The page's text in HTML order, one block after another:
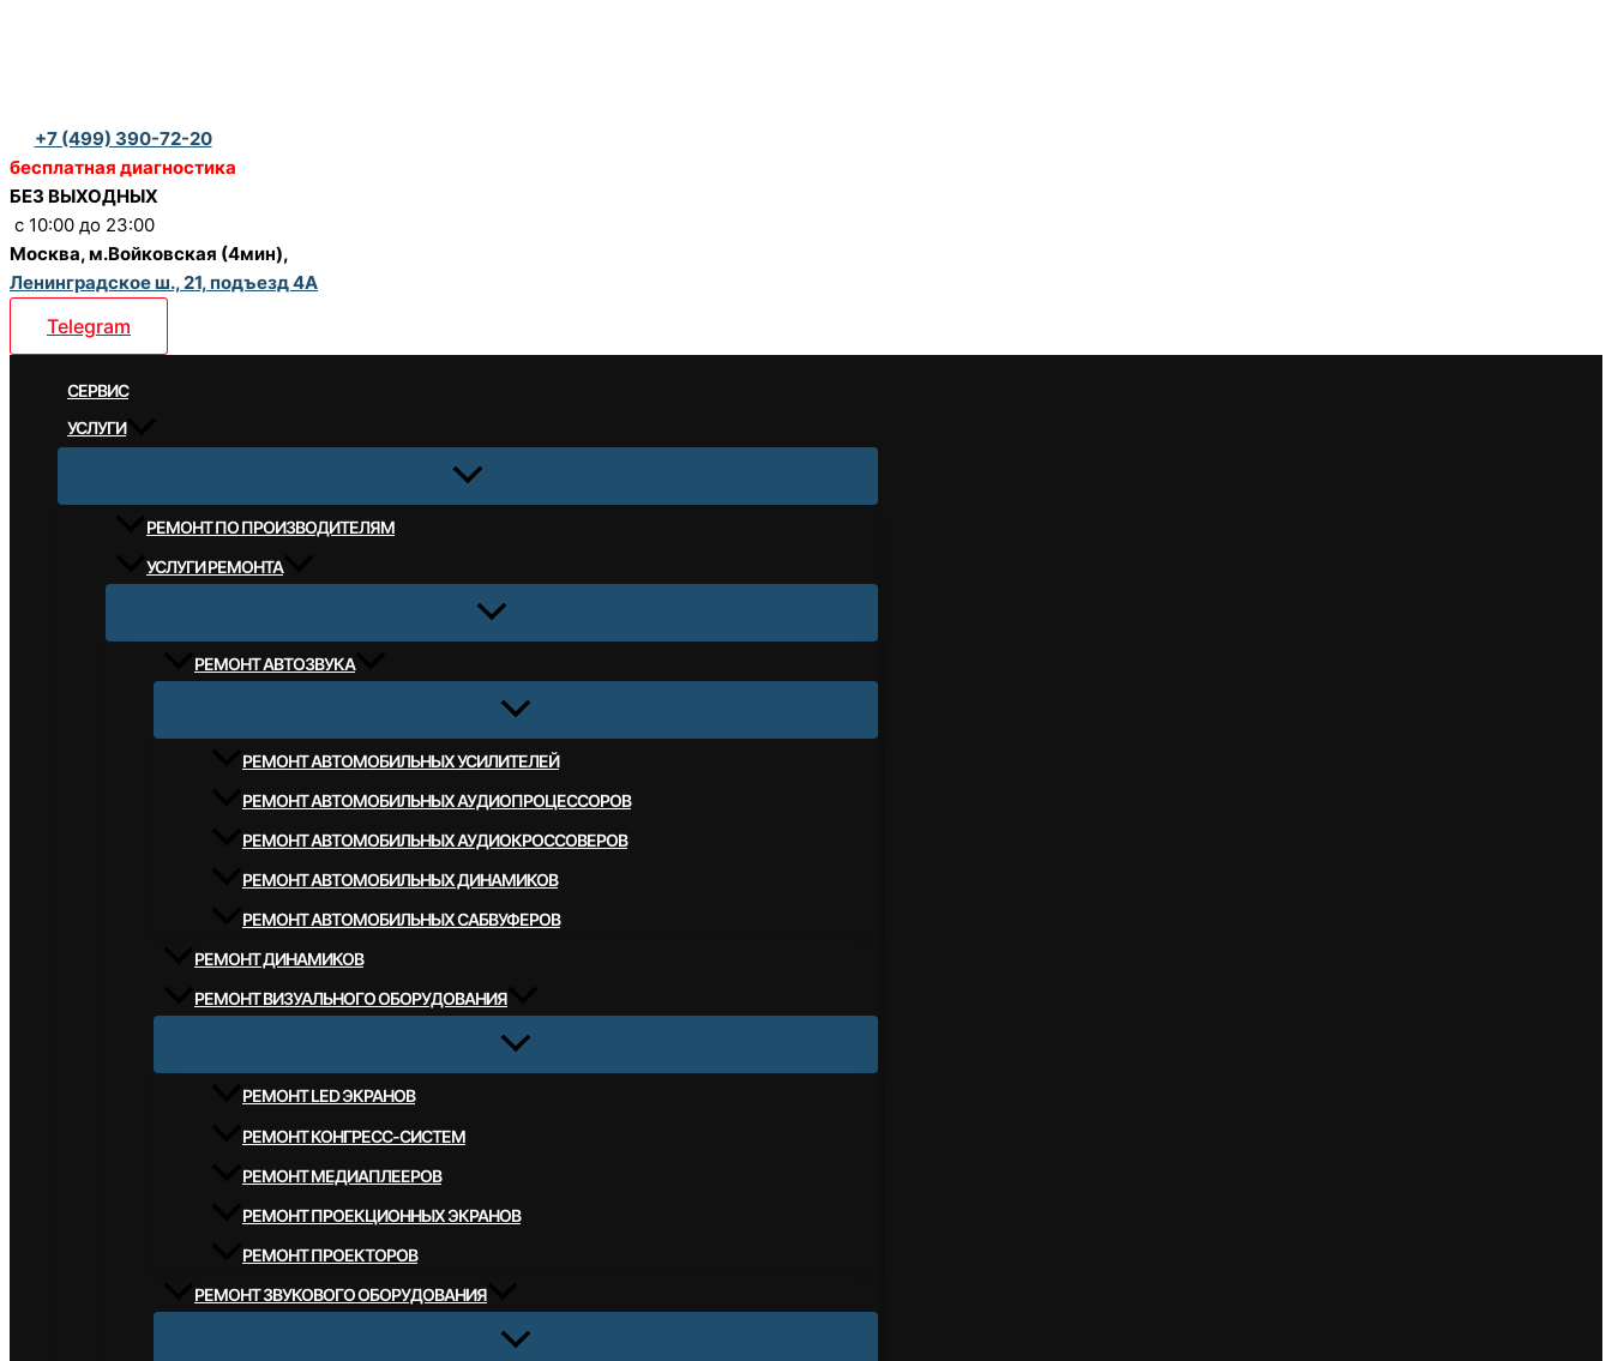
+7 (499) 390-72-20
бесплатная диагностика
БЕЗ ВЫХОДНЫХ
c 10:00 до 23:00
Москва, м.Войковская (4мин),
Ленинградское ш., 21, подъезд 4А
Telegram
CЕРВИС
УСЛУГИ
РЕМОНТ ПО ПРОИЗВОДИТЕЛЯМ
УСЛУГИ РЕМОНТА
РЕМОНТ АВТОЗВУКА
РЕМОНТ АВТОМОБИЛЬНЫХ УСИЛИТЕЛЕЙ
РЕМОНТ АВТОМОБИЛЬНЫХ АУДИОПРОЦЕССОРОВ
РЕМОНТ АВТОМОБИЛЬНЫХ АУДИОКРОССОВЕРОВ
РЕМОНТ АВТОМОБИЛЬНЫХ ДИНАМИКОВ
РЕМОНТ АВТОМОБИЛЬНЫХ САБВУФЕРОВ
РЕМОНТ ДИНАМИКОВ
РЕМОНТ ВИЗУАЛЬНОГО ОБОРУДОВАНИЯ
РЕМОНТ LED ЭКРАНОВ
РЕМОНТ КОНГРЕСС-СИСТЕМ
РЕМОНТ МЕДИАПЛЕЕРОВ
РЕМОНТ ПРОЕКЦИОННЫХ ЭКРАНОВ
РЕМОНТ ПРОЕКТОРОВ
РЕМОНТ ЗВУКОВОГО ОБОРУДОВАНИЯ